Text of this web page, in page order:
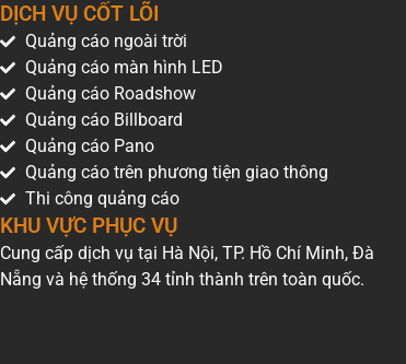
DỊCH VỤ CỐT LÕI
Quảng cáo ngoài trời
Quảng cáo màn hình LED
Quảng cáo Roadshow
Quảng cáo Billboard
Quảng cáo Pano
Quảng cáo trên phương tiện giao thông
Thi công quảng cáo
KHU VỰC PHỤC VỤ
Cung cấp dịch vụ tại Hà Nội, TP. Hồ Chí Minh, Đà
Nẵng và hệ thống 34 tỉnh thành trên toàn quốc.